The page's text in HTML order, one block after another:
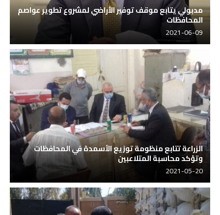
مدبولي يتابع موقف توفير الأراضي لمشروع تطوير عواصم
المحافظات
2021-06-09
الزراعة تتابع منظومة توزيع الأسمدة في المحافظات
وتؤكد محاسبة المتلاعبين
2021-05-20